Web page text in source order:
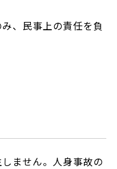
、民事上の責任を負
ません。人身事故の